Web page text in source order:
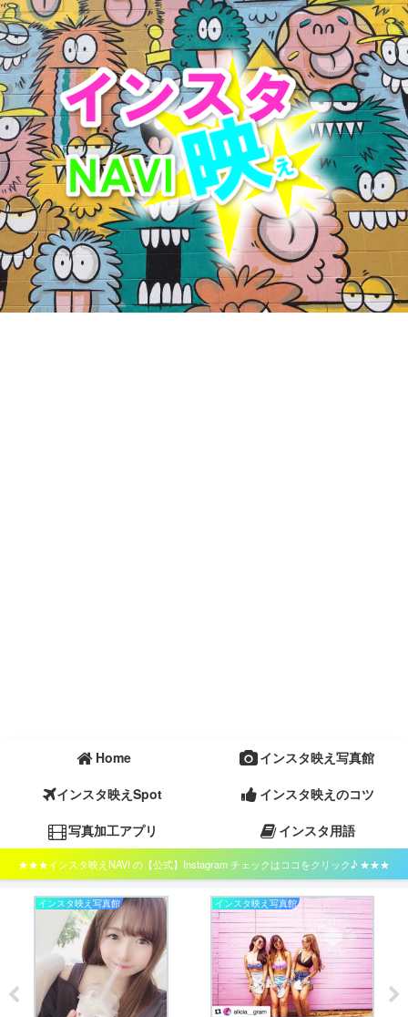
Home
インスタ映え写真館
インスタ映えSpot
インスタ映えのコツ
写真加工アプリ
インスタ用語
★★★インスタ映えNAVI の【公式】Instagram チェックはココをクリック♪ ★★★
インスタ映え写真館 インスタ映え写真館